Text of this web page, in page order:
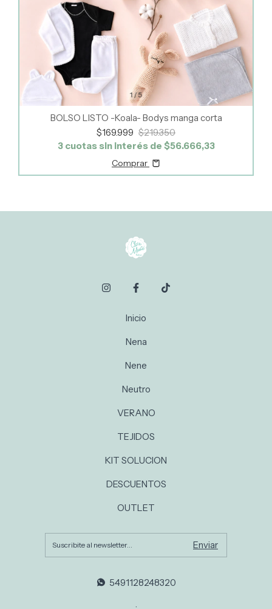
1/5
BOLSO LISTO -Koala- Bodys manga corta
$169.999 $219.350
3 cuotas sin interés de $56.666,33
Comprar
Inicio
Nena
Nene
Neutro
VERANO
TEJIDOS
KIT SOLUCION
DESCUENTOS
OUTLET
5491128248320
.